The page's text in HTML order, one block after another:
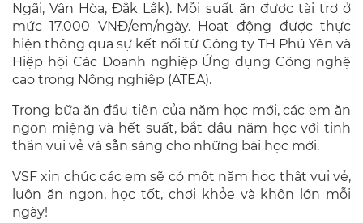
Ngãi, Vân Hòa, Đắk Lắk). Mỗi suất ăn được tài trợ ở
mức 17.000 VNĐ/em/ngày. Hoạt động được thực
hiện thông qua sự kết nối từ Công ty TH Phú Yên và
Hiệp hội Các Doanh nghiệp Ứng dụng Công nghệ
cao trong Nông nghiệp (ATEA).
Trong bữa ăn đầu tiên của năm học mới, các em ăn
ngon miệng và hết suất, bắt đầu năm học với tinh
thần vui vẻ và sẵn sàng cho những bài học mới.
VSF xin chúc các em sẽ có một năm học thật vui vẻ,
luôn ăn ngon, học tốt, chơi khỏe và khôn lớn mỗi
ngày!